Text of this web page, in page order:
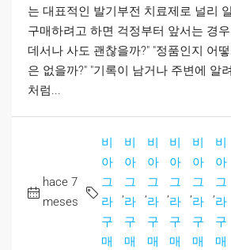
는 대표적인 발기부전 치료제로 널리
구매하려고 하면 걱정부터 앞서는 경
데서나 사도 괜찮을까?" "정품인지 어
은 없을까?" "기록이 남거나 주변에 알
처럼...
hace 7
meses
비
아
그
라
구
매
비
아
그
라
구
매
비
아
그
라
구
매
비
아
그
라
구
매
비
아
그
라
구
매
비
아
그
라
구
매